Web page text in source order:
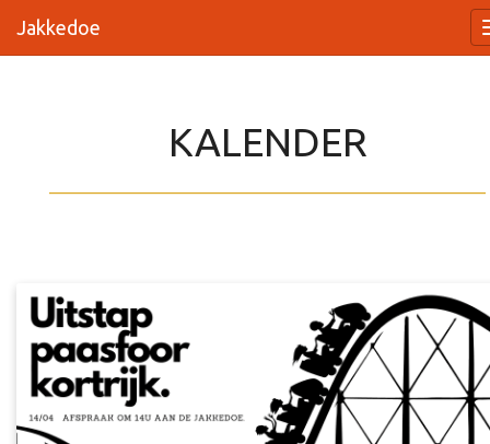
Jakkedoe
KALENDER